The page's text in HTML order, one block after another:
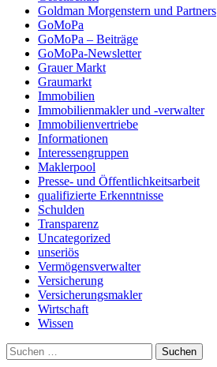
Goldman Morgenstern und Partners
GoMoPa
GoMoPa – Beiträge
GoMoPa-Newsletter
Grauer Markt
Graumarkt
Immobilien
Immobilienmakler und -verwalter
Immobilienvertriebe
Informationen
Interessengruppen
Maklerpool
Presse- und Öffentlichkeitsarbeit
qualifizierte Erkenntnisse
Schulden
Transparenz
Uncategorized
unseriös
Vermögensverwalter
Versicherung
Versicherungsmakler
Wirtschaft
Wissen
Suchen
nach: